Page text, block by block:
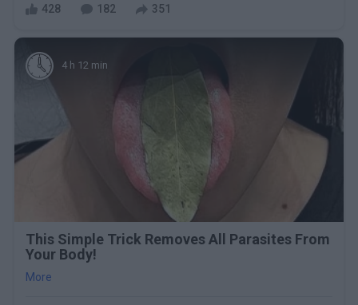
428 182 351
4 h 12 min
This Simple Trick Removes All Parasites From
Your Body!
More